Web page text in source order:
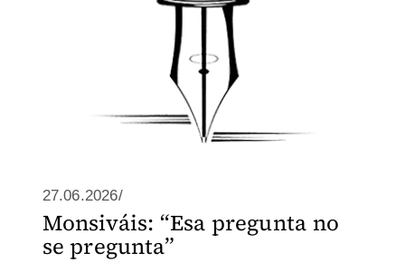
27.06.2026/
Monsiváis: “Esa pregunta no
se pregunta”